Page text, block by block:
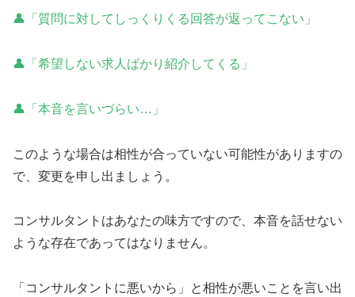
👤「質問に対してしっくりくる回答が返ってこない」
👤「希望しない求人ばかり紹介してくる」
👤「本音を言いづらい…」
このような場合は相性が合っていない可能性がありますの
で、変更を申し出ましょう。
コンサルタントはあなたの味方ですので、本音を話せない
ような存在であってはなりません。
「コンサルタントに悪いから」と相性が悪いことを言い出